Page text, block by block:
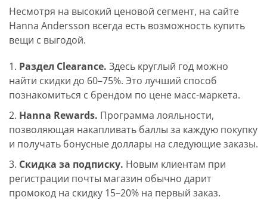
Несмотря на высокий ценовой сегмент, на сайте
Hanna Andersson всегда есть возможность купить
вещи с выгодой.
Раздел Clearance. Здесь круглый год можно
найти скидки до 60–75%. Это лучший способ
познакомиться с брендом по цене масс-маркета.
Hanna Rewards. Программа лояльности,
позволяющая накапливать баллы за каждую покупку
и получать бонусные доллары на следующие заказы.
Скидка за подписку. Новым клиентам при
регистрации почты магазин обычно дарит
промокод на скидку 15–20% на первый заказ.